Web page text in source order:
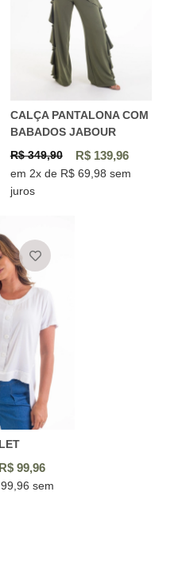
CALÇA PANTALONA COM
BABADOS JABOUR
R$ 349,90
R$ 139,96
em 2x de R$ 69,98 sem
juros
R$ 99,96
sem